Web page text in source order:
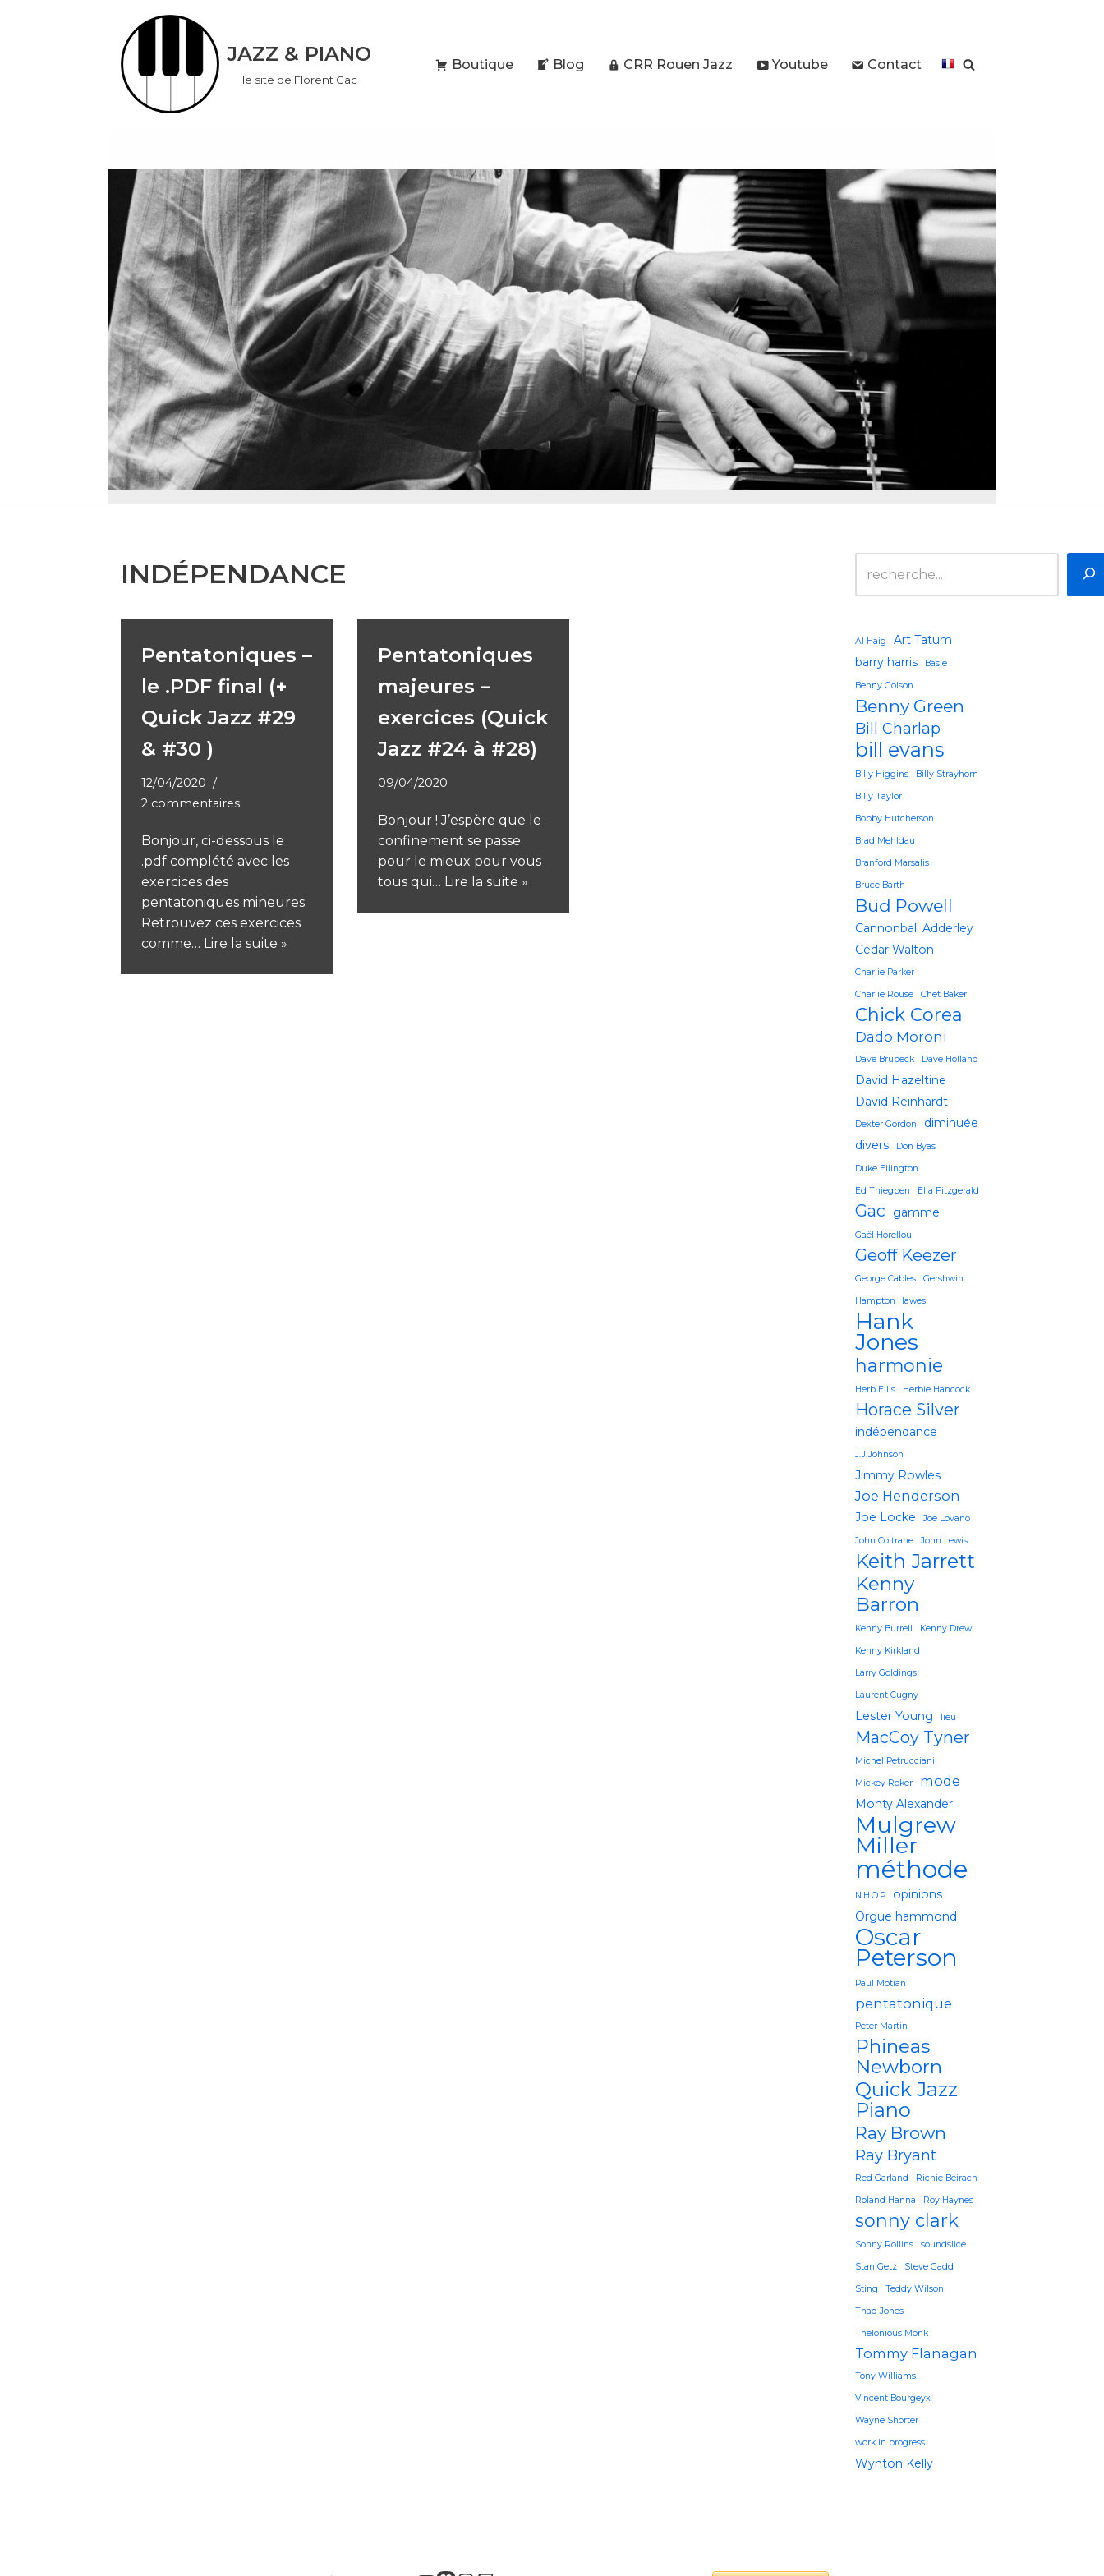
JAZZ & PIANO
le site de Florent Gac
Boutique Blog CRR Rouen Jazz Youtube Contact
INDÉPENDANCE
Pentatoniques –
le .PDF final (+
Quick Jazz #29
& #30 )
12/04/2020
2 commentaires
Bonjour, ci-dessous le
.pdf complété avec les
exercices des
pentatoniques mineures.
Retrouvez ces exercices
comme… Lire la suite »
Pentatoniques
majeures –
exercices (Quick
Jazz #24 à #28)
09/04/2020
Bonjour ! J’espère que le
confinement se passe
pour le mieux pour vous
tous qui… Lire la suite »
Al Haig
Art Tatum
barry harris
Basie
Benny Golson
Benny Green
Bill Charlap
bill evans
Billy Higgins Billy Strayhorn
Billy Taylor
Bobby Hutcherson
Brad Mehldau
Branford Marsalis
Bruce Barth
Bud Powell
Cannonball Adderley
Cedar Walton
Charlie Parker
Charlie Rouse Chet Baker
Chick Corea
Dado Moroni
Dave Brubeck Dave Holland
David Hazeltine
David Reinhardt
Dexter Gordon
diminuée
divers
Don Byas
Duke Ellington
Ed Thiegpen Ella Fitzgerald
Gac gamme
Gaël Horellou
Geoff Keezer
George Cables Gershwin
Hampton Hawes
Hank
Jones
harmonie
Herb Ellis Herbie Hancock
Horace Silver
indépendance
J.J.Johnson
Jimmy Rowles
Joe Henderson
Joe Locke Joe Lovano
John Coltrane John Lewis
Keith Jarrett
Kenny
Barron
Kenny Burrell Kenny Drew
Kenny Kirkland
Larry Goldings
Laurent Cugny
Lester Young lieu
MacCoy Tyner
Michel Petrucciani
Mickey Roker mode
Monty Alexander
Mulgrew
Miller
méthode
N.H.O.P
opinions
Orgue hammond
Oscar
Peterson
Paul Motian
pentatonique
Peter Martin
Phineas
Newborn
Quick Jazz
Piano
Ray Brown
Ray Bryant
Red Garland Richie Beirach
Roland Hanna Roy Haynes
sonny clark
Sonny Rollins soundslice
Stan Getz Steve Gadd
Sting Teddy Wilson
Thad Jones
Thelonious Monk
Tommy Flanagan
Tony Williams
Vincent Bourgeyx
Wayne Shorter
work in progress
Wynton Kelly